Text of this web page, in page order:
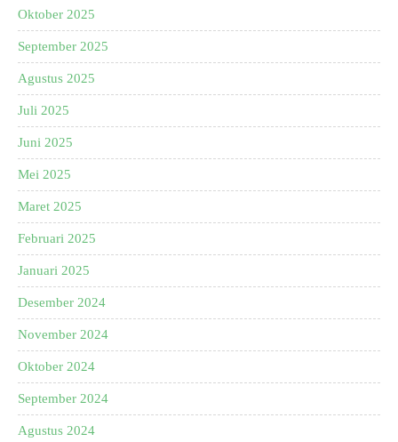
Oktober 2025
September 2025
Agustus 2025
Juli 2025
Juni 2025
Mei 2025
Maret 2025
Februari 2025
Januari 2025
Desember 2024
November 2024
Oktober 2024
September 2024
Agustus 2024